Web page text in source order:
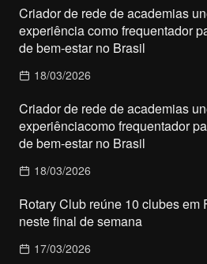
Criador de rede de academias
experiência como frequentador
de bem-estar no Brasil
18/03/2026
Criador de rede de academias
experiênciacomo frequentador
de bem-estar no Brasil
18/03/2026
Rotary Club reúne 10 clubes em
neste final de semana
17/03/2026